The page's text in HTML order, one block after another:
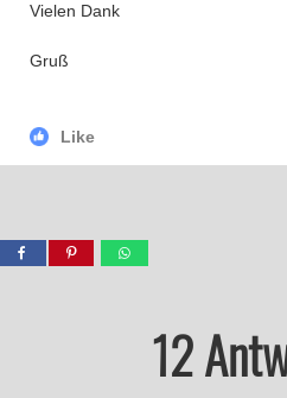
Vielen Dank
Gruß
Like
12